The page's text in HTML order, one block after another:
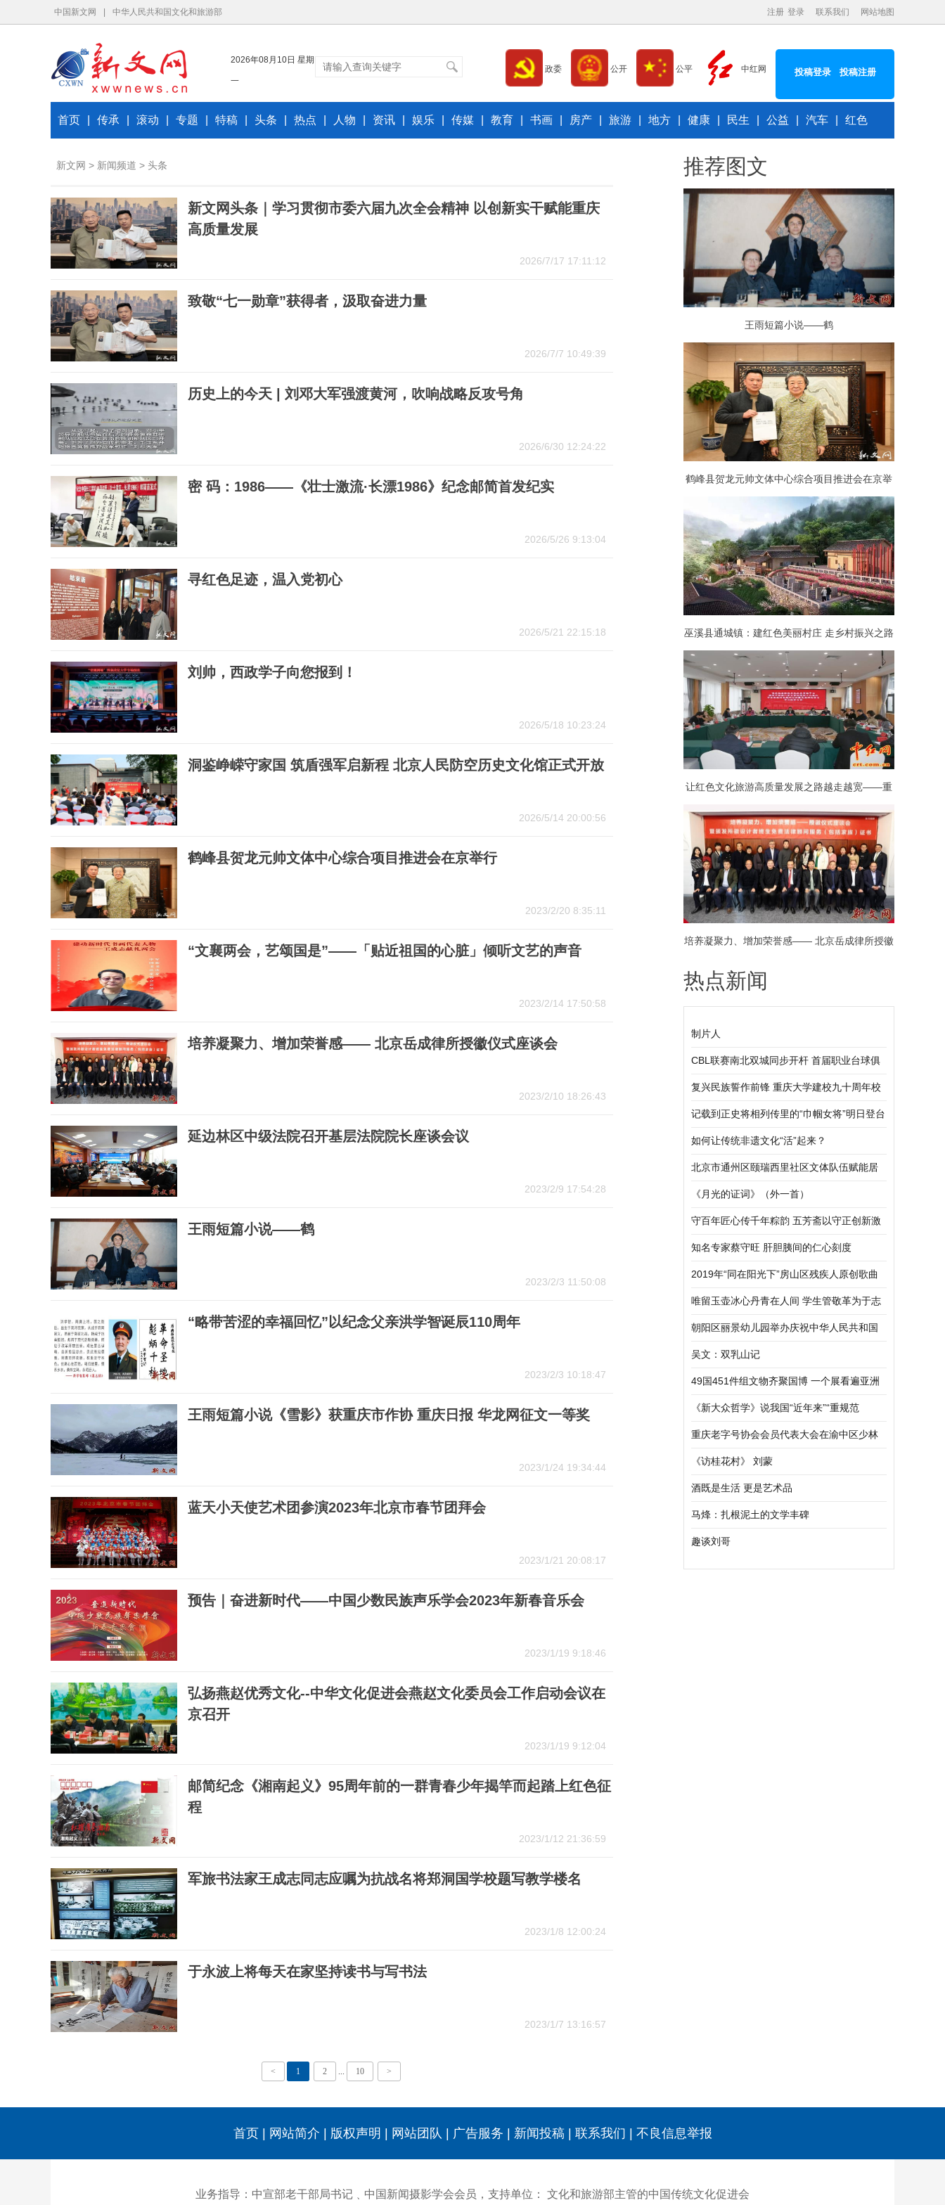
中国新文网 中华人民共和国文化和旅游部 网站地图
联系我们
登录
注册
2026年08月10日 星期
一
政委 公开 公平 中红网 投稿登录 投稿注册
首页 传承 滚动 专题 特稿 头条 热点 人物 资讯 娱乐 传媒 教育 书画 房产 旅游 地方 健康 民生 公益 汽车 红色
新文网 > 新闻频道 > 头条
新文网头条｜学习贯彻市委六届九次全会精神 以创新实干赋能重庆
高质量发展
2026/7/17 17:11:12
致敬“七一勋章”获得者，汲取奋进力量
2026/7/7 10:49:39
历史上的今天 | 刘邓大军强渡黄河，吹响战略反攻号角
2026/6/30 12:24:22
密 码：1986——《壮士激流·长漂1986》纪念邮简首发纪实
2026/5/26 9:13:04
寻红色足迹，温入党初心
2026/5/21 22:15:18
刘帅，西政学子向您报到！
2026/5/18 10:23:24
洞鉴峥嵘守家国 筑盾强军启新程 北京人民防空历史文化馆正式开放
2026/5/14 20:00:56
鹤峰县贺龙元帅文体中心综合项目推进会在京举行
2023/2/20 8:35:11
“文襄两会，艺颂国是”——「贴近祖国的心脏」倾听文艺的声音
2023/2/14 17:50:58
培养凝聚力、增加荣誉感—— 北京岳成律所授徽仪式座谈会
2023/2/10 18:26:43
延边林区中级法院召开基层法院院长座谈会议
2023/2/9 17:54:28
王雨短篇小说——鹤
2023/2/3 11:50:08
“略带苦涩的幸福回忆”以纪念父亲洪学智诞辰110周年
2023/2/3 10:18:47
王雨短篇小说《雪影》获重庆市作协 重庆日报 华龙网征文一等奖
2023/1/24 19:34:44
蓝天小天使艺术团参演2023年北京市春节团拜会
2023/1/21 20:08:17
预告｜奋进新时代——中国少数民族声乐学会2023年新春音乐会
2023/1/19 9:18:46
弘扬燕赵优秀文化--中华文化促进会燕赵文化委员会工作启动会议在
京召开
2023/1/19 9:12:04
邮简纪念《湘南起义》95周年前的一群青春少年揭竿而起踏上红色征
程
2023/1/12 21:36:59
军旅书法家王成志同志应嘱为抗战名将郑洞国学校题写教学楼名
2023/1/8 12:00:24
于永波上将每天在家坚持读书与写书法
2023/1/7 13:16:57
< 1 2 ... 10 >
推荐图文
王雨短篇小说——鹤
鹤峰县贺龙元帅文体中心综合项目推进会在京举
行
巫溪县通城镇：建红色美丽村庄 走乡村振兴之路
让红色文化旅游高质量发展之路越走越宽——重
庆红岩联线文化发展管理中心举办学习贯彻党的
十九届六中全会精神专题研讨班
培养凝聚力、增加荣誉感—— 北京岳成律所授徽
仪式座谈会
热点新闻
制片人
CBL联赛南北双城同步开杆 首届职业台球俱
乐部联赛正式启幕
复兴民族誓作前锋 重庆大学建校九十周年校
庆大会举行
记载到正史将相列传里的“巾帼女将”明日登台
来国泰看《秦良玉》吧
如何让传统非遗文化“活”起来？
北京市通州区颐瑞西里社区文体队伍赋能居
民生活
《月光的证词》（外一首）
守百年匠心传千年粽韵 五芳斋以守正创新激
活端午非遗新活力
知名专家蔡守旺 肝胆胰间的仁心刻度
2019年“同在阳光下”房山区残疾人原创歌曲
大赛隆重举行
唯留玉壶冰心丹青在人间 学生管敬革为于志
学老师赋诗
朝阳区丽景幼儿园举办庆祝中华人民共和国
成立70周年爱国主义宣传教育活动
吴文：双乳山记
49国451件组文物齐聚国博 一个展看遍亚洲
文明
《新大众哲学》说我国“近年来”“重规范
重庆老字号协会会员代表大会在渝中区少林
堂举行
《访桂花村》 刘蒙
酒既是生活 更是艺术品
马烽：扎根泥土的文学丰碑
趣谈刘哥
首页 网站简介 版权声明 网站团队 广告服务 新闻投稿 联系我们 不良信息举报
业务指导：中宣部老干部局书记﹑中国新闻摄影学会会员，支持单位： 文化和旅游部主管的中国传统文化促进会